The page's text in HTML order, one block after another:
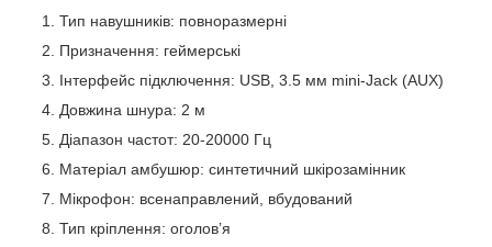
Тип навушників: повноразмерні
Призначення: геймерські
Інтерфейс підключення: USB, 3.5 мм mini-Jack (AUX)
Довжина шнура: 2 м
Діапазон частот: 20-20000 Гц
Матеріал амбушюр: синтетичний шкірозамінник
Мікрофон: всенаправлений, вбудований
Тип кріплення: оголов’я